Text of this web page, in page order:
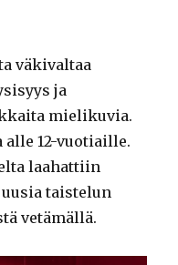
väkivaltaa
ja
mielikuvia.
alle 12-vuotiaille.
laahattiin
taistelun
vetämällä.